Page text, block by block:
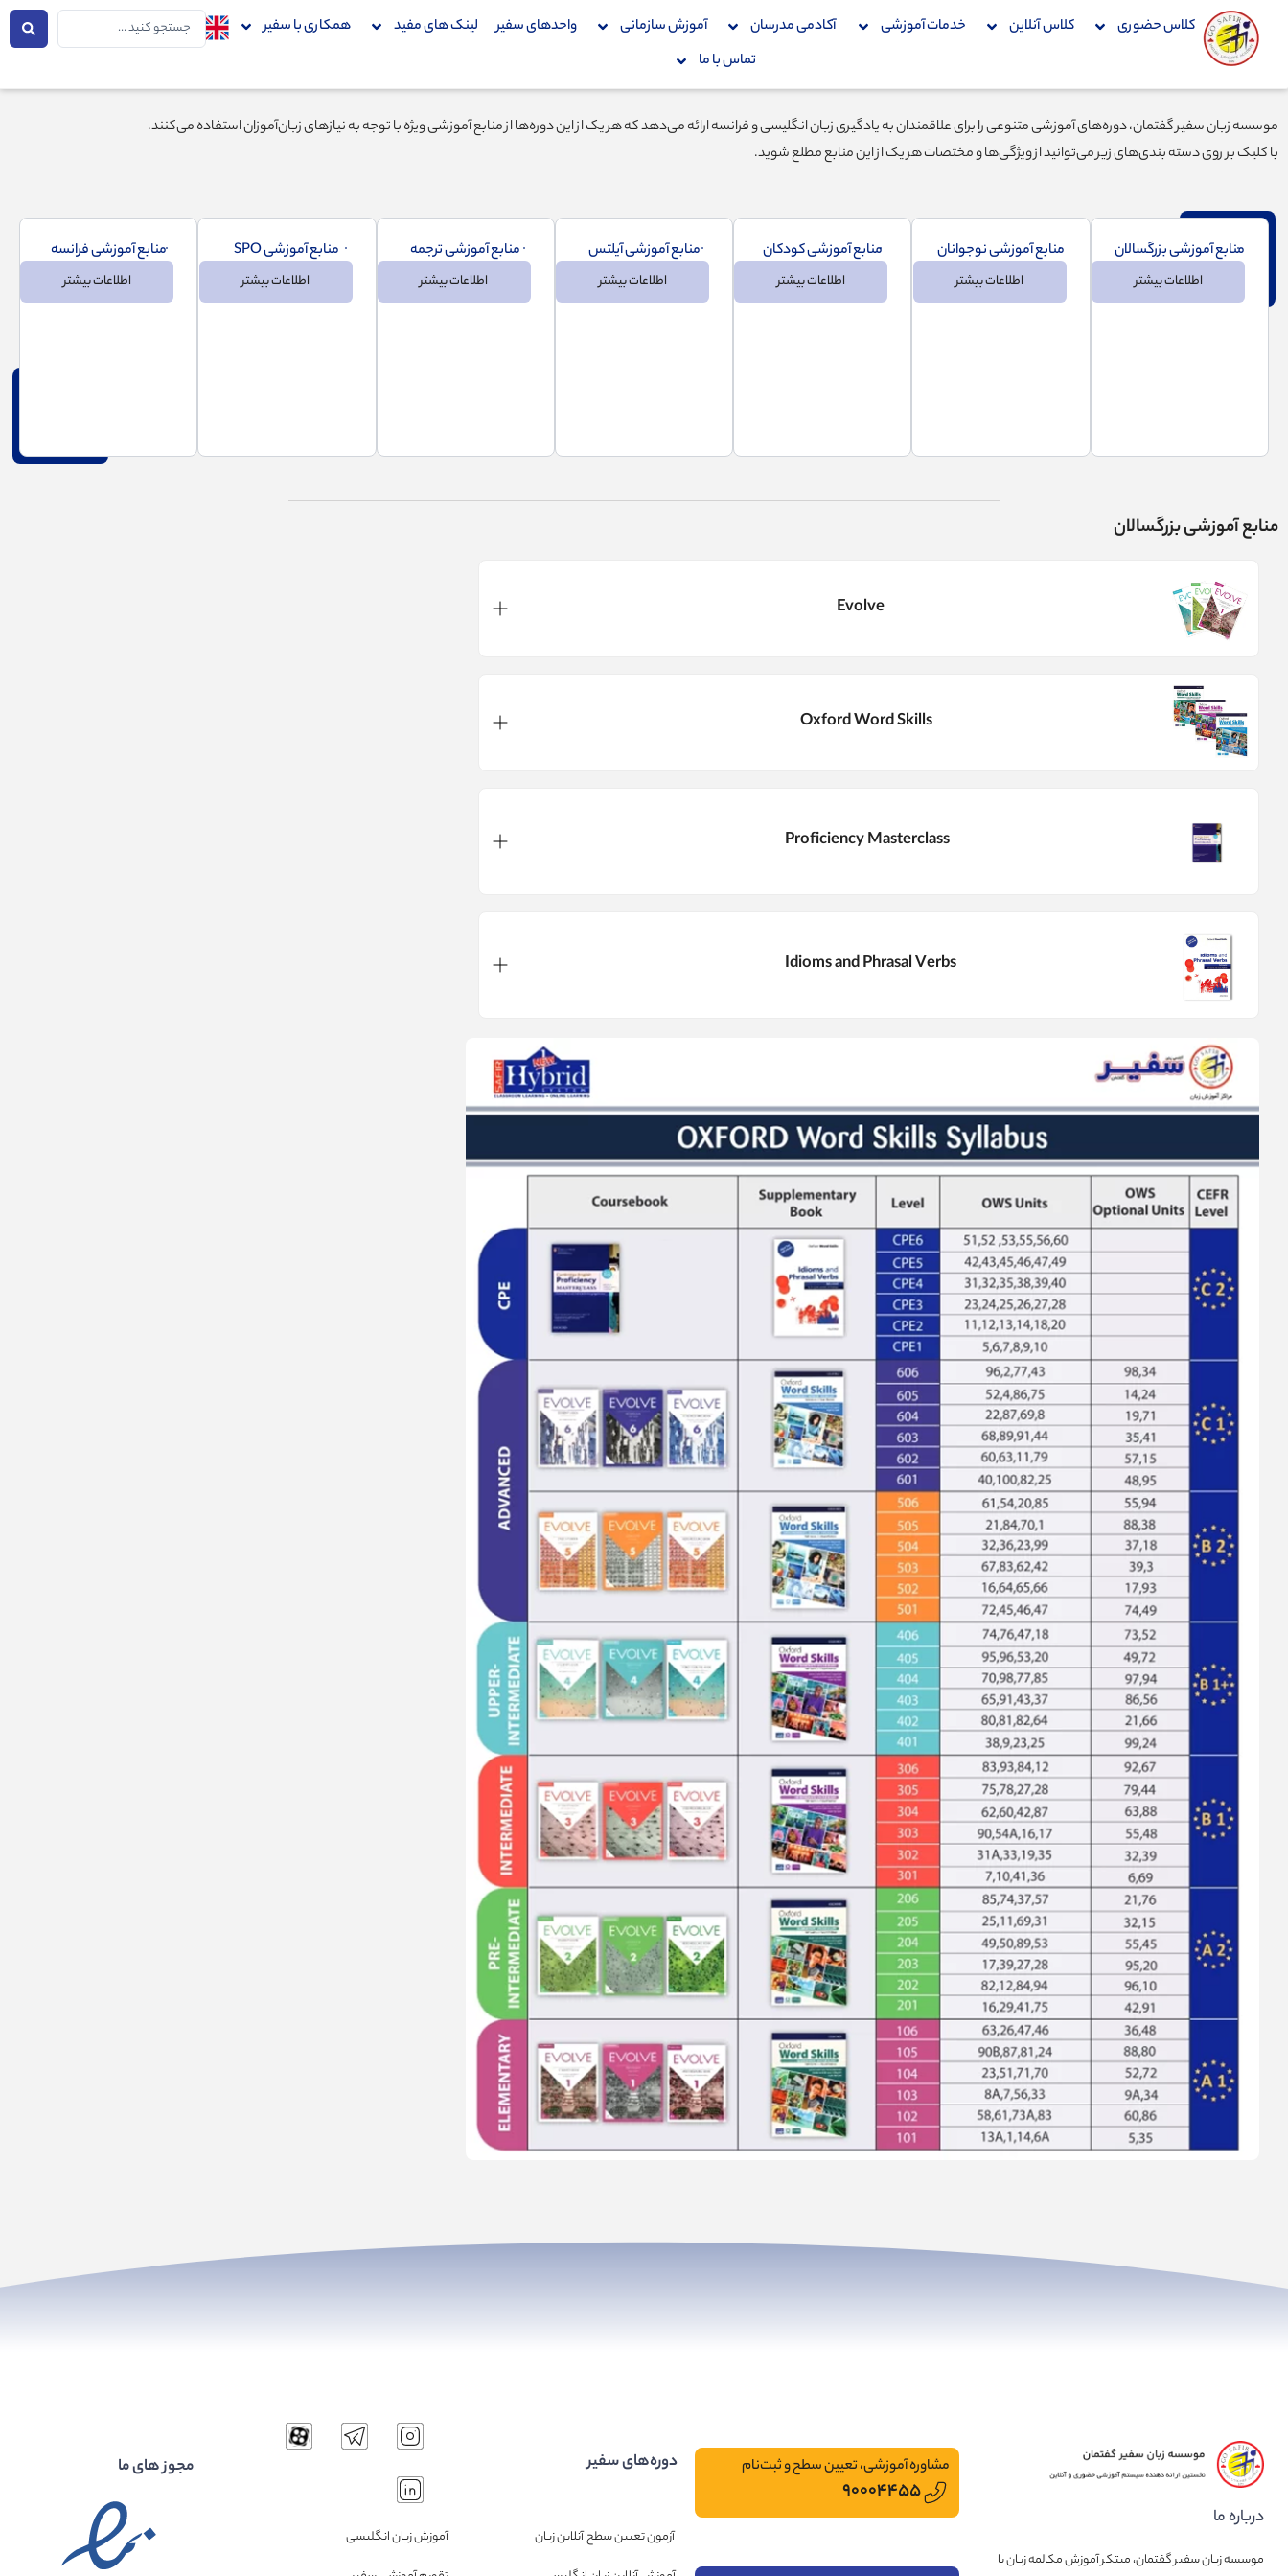
کلاس حضوری کلاس آنلاین خدمات آموزشی آکادمی مدرسان آموزش سازمانی واحدهای سفیر لینک های مفید
همکاری با سفیر
تماس با ما
جستجو
...
موسسه زبان سفیر گفتمان، دوره‌های آموزشی متنوعی را برای علاقمندان به یادگیری زبان انگلیسی و فرانسه ارائه می‌دهد که هر یک از این دوره‌ها از منابع آموزشی ویژه با توجه به نیازهای زبان‌آموزان استفاده می‌کنند.
با کلیک بر روی دسته بندی‌های زیر می‌توانید از ویژگی‌ها و مختصات هر یک از این منابع مطلع شوید.
منابع آموزشی بزرگسالان
اطلاعات بیشتر
منابع آموزشی نوجوانان
اطلاعات بیشتر
منابع آموزشی کودکان
اطلاعات بیشتر
منابع آموزشی آیلتس
اطلاعات بیشتر
منابع آموزشی ترجمه
اطلاعات بیشتر
منابع آموزشی SPO
اطلاعات بیشتر
منابع آموزشی فرانسه
اطلاعات بیشتر
منابع آموزشی بزرگسالان
Evolve
Oxford Word Skills
Proficiency Masterclass
Idioms and Phrasal Verbs
درباره ما
موسسه زبان سفیر گفتمان، مبتکر آموزش مکالمه زبان با
مشاوره آموزشی، تعیین سطح و ثبت‌نام
۹۰۰۰۴۴۵۵
دوره‌های سفیر
آزمون تعیین سطح آنلاین زبان
آموزش زبان انگلیسی
مجوز های ما